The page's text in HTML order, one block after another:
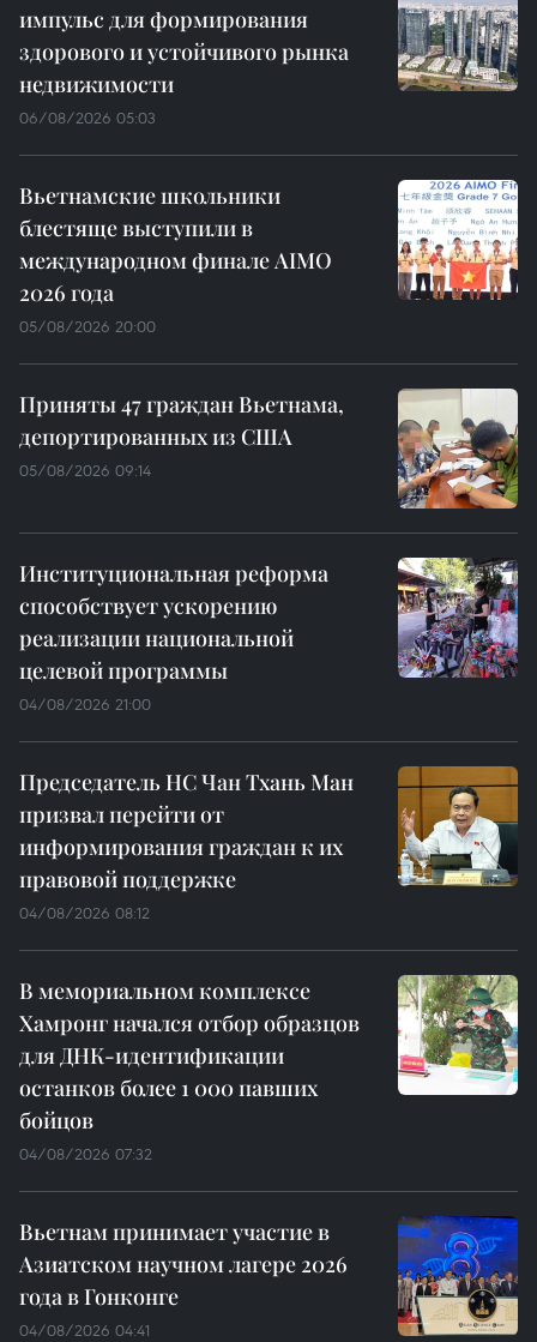
импульс для формирования
здорового и устойчивого рынка
недвижимости
06/08/2026 05:03
Вьетнамские школьники
блестяще выступили в
международном финале AIMO
2026 года
05/08/2026 20:00
Приняты 47 граждан Вьетнама,
депортированных из США
05/08/2026 09:14
Институциональная реформа
способствует ускорению
реализации национальной
целевой программы
04/08/2026 21:00
Председатель НС Чан Тхань Ман
призвал перейти от
информирования граждан к их
правовой поддержке
04/08/2026 08:12
В мемориальном комплексе
Хамронг начался отбор образцов
для ДНК-идентификации
останков более 1 000 павших
бойцов
04/08/2026 07:32
Вьетнам принимает участие в
Азиатском научном лагере 2026
года в Гонконге
04/08/2026 04:41